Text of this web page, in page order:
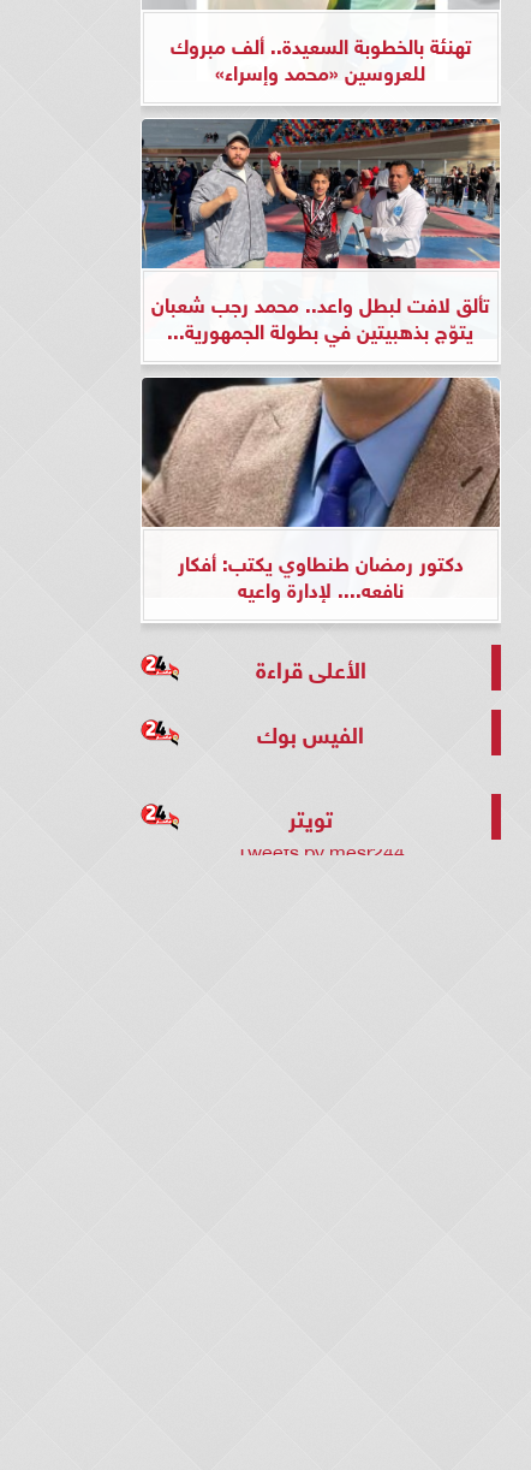
تهنئة بالخطوبة السعيدة.. ألف مبروك
للعروسين «محمد وإسراء»
تألق لافت لبطل واعد.. محمد رجب شعبان
يتوّج بذهبيتين في بطولة الجمهورية...
دكتور رمضان طنطاوي يكتب: أفكار
نافعه.... لإدارة واعيه
الأعلى قراءة
الفيس بوك
تويتر
Tweets by mesr244